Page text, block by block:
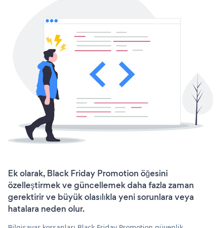
Ek olarak, Black Friday Promotion öğesini
özelleştirmek ve güncellemek daha fazla zaman
gerektirir ve büyük olasılıkla yeni sorunlara veya
hatalara neden olur.